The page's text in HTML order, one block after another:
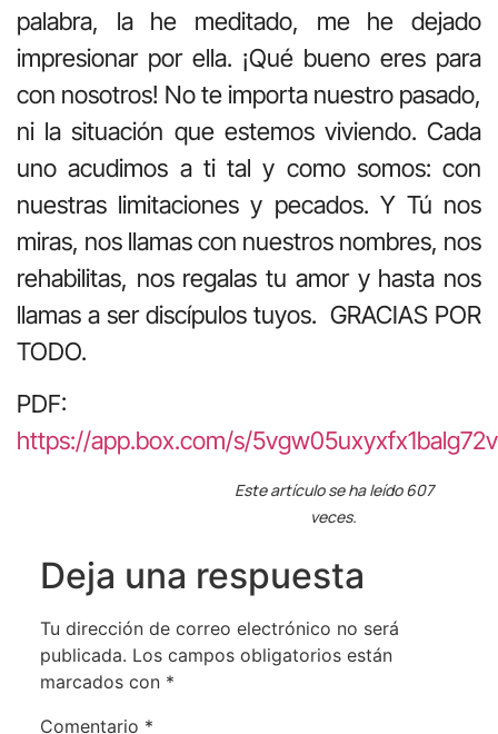
palabra, la he meditado, me he dejado
impresionar por ella. ¡Qué bueno eres para
con nosotros! No te importa nuestro pasado,
ni la situación que estemos viviendo. Cada
uno acudimos a ti tal y como somos: con
nuestras limitaciones y pecados. Y Tú nos
miras, nos llamas con nuestros nombres, nos
rehabilitas, nos regalas tu amor y hasta nos
llamas a ser discípulos tuyos. GRACIAS POR
TODO.
PDF:
https://app.box.com/s/
Este artículo se ha leído 607
veces.
Deja una respuesta
Tu dirección de correo electrónico no será
publicada. Los campos obligatorios están
marcados con *
Comentario *